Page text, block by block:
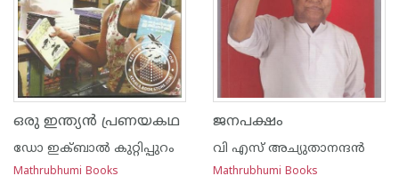
ഒരു ഇന്ത്യന്‍ പ്രണയകഥ
ഡോ ഇക്‍ബാല്‍ കുറ്റിപ്പുറം
Mathrubhumi Books
ജനപക്ഷം
വി എസ് അച്യുതാനന്ദന്‍
Mathrubhumi Books